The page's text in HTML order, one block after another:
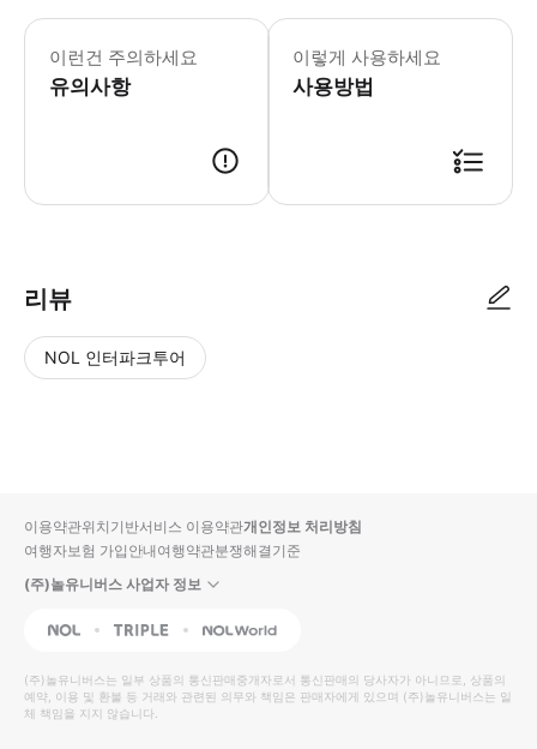
이런건 주의하세요
유의사항
이렇게 사용하세요
사용방법
리뷰
NOL 인터파크투어
입니
다.
높
은
순
사
동
영
상
순
상
이용약관위치기반서비스 이용약관개인정보 처리방침
여행자보험 가입안내여행약관분쟁해결기준
(주)놀유니버스 사업자 정보
NOL Triple Interpark Global
(주)놀유니버스는 일부 상품의 통신판매중개자로서 통신판매의 당사자가 아니므로, 상품의
예약, 이용 및 환불 등 거래와 관련된 의무와 책임은 판매자에게 있으며 (주)놀유니버스는 일
체 책임을 지지 않습니다.